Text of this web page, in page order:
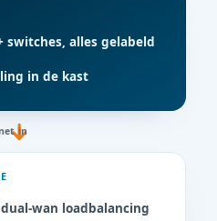
switches, alles gelabeld
in de kast
in
wan loadbalancing